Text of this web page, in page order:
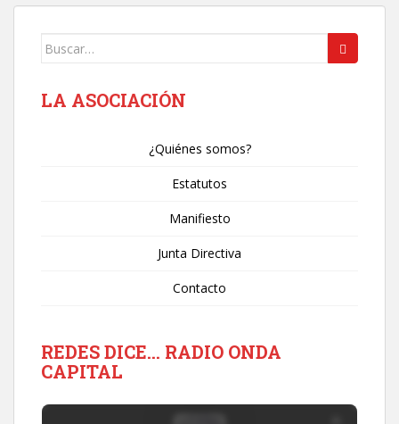
Buscar:
LA ASOCIACIÓN
¿Quiénes somos?
Estatutos
Manifiesto
Junta Directiva
Contacto
REDES DICE… RADIO ONDA
CAPITAL